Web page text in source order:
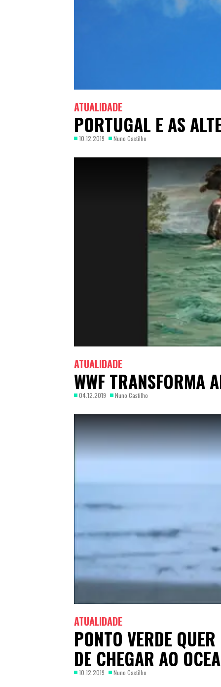
ATUALIDADE
PORTUGAL E AS
10.12.2019 Nuno Castilho
ATUALIDADE
WWF TRANSFORMA
04.12.2019 Nuno Castilho
ATUALIDADE
PONTO VERDE
DE CHEGAR AO
10.12.2019 Nuno Castilho